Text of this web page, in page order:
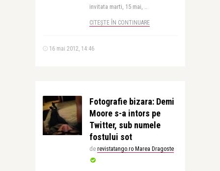
invitata marti, 15 mai, ..
CITEȘTE ÎN CONTINUARE
16 mai 2012, 14:46
Fotografie bizara: Demi
Moore s-a intors pe
Twitter, sub numele
fostului sot
de revistatango.ro Marea Dragoste